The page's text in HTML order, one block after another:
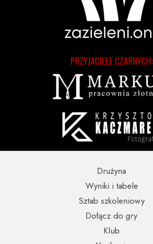
PRZYJACIELE CZARNYCH:
Wyniki i tabele
Sztab szkoleniowy
Dołącz do gry
Drużyna
Klub